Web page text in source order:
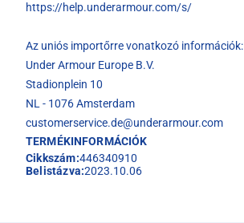
https://help.underarmour.com/s/
Az uniós importőrre vonatkozó információk:
Under Armour Europe B.V.
Stadionplein 10
NL - 1076 Amsterdam
customerservice.de@underarmour.com
TERMÉKINFORMÁCIÓK
Cikkszám:446340910
Belistázva:2023.10.06